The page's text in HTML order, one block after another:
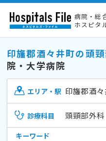
病院・総
ホスピタ
印旛郡酒々井町の頭
院・大学病院
エリア・駅 印旛郡酒
診療科目 頭頸部外科
キーワード